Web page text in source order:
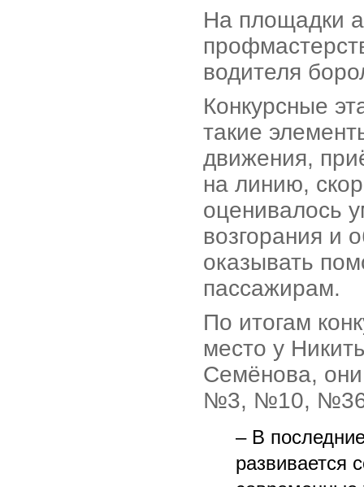
На площадки
водителя
Конкурсные
такие
движения,
на линию,
оценивалось
возгорания и
оказывать
пассажирам.
По итогам
место у
Семёнова,
№3, №10,
– В
развивается